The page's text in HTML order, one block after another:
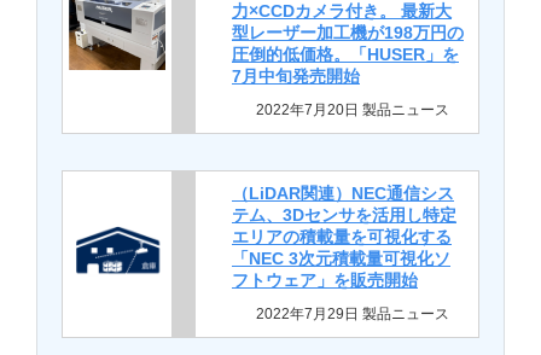
力×CCDカメラ付き。 最新大
型レーザー加工機が198万円の
圧倒的低価格。「HUSER」を
7月中旬発売開始
2022年7月20日 製品ニュース
（LiDAR関連）NEC通信シス
テム、3Dセンサを活用し特定
エリアの積載量を可視化する
「NEC 3次元積載量可視化ソ
フトウェア」を販売開始
2022年7月29日 製品ニュース